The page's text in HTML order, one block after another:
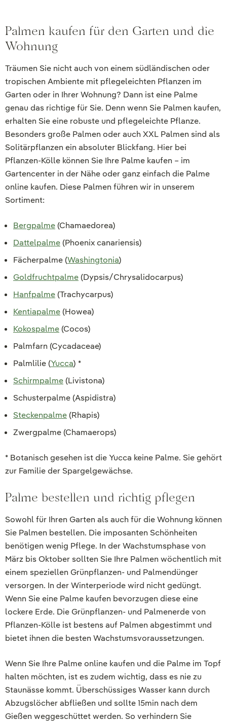
Palmen kaufen für den Garten und die
Wohnung
Träumen Sie nicht auch von einem südländischen oder
tropischen Ambiente mit pflegeleichten Pflanzen im
Garten oder in Ihrer Wohnung? Dann ist eine Palme
genau das richtige für Sie. Denn wenn Sie Palmen kaufen,
erhalten Sie eine robuste und pflegeleichte Pflanze.
Besonders große Palmen oder auch XXL Palmen sind als
Solitärpflanzen ein absoluter Blickfang. Hier bei
Pflanzen-Kölle können Sie Ihre Palme kaufen – im
Gartencenter in der Nähe oder ganz einfach die Palme
online kaufen. Diese Palmen führen wir in unserem
Sortiment:
Bergpalme(Chamaedorea)
Dattelpalme(Phoenix canariensis)
Fächerpalme (Washingtonia)
Goldfruchtpalme(Dypsis/Chrysalidocarpus)
Hanfpalme(Trachycarpus)
Kentiapalme(Howea)
Kokospalme(Cocos)
Palmfarn (Cycadaceae)
Palmlilie (Yucca) *
Schirmpalme(Livistona)
Schusterpalme (Aspidistra)
Steckenpalme(Rhapis)
Zwergpalme (Chamaerops)
* Botanisch gesehen ist die Yucca keine Palme. Sie gehört
zur Familie der Spargelgewächse.
Palme bestellen und richtig pflegen
Sowohl für Ihren Garten als auch für die Wohnung können
Sie Palmen bestellen. Die imposanten Schönheiten
benötigen wenig Pflege. In der Wachstumsphase von
März bis Oktober sollten Sie Ihre Palmen wöchentlich mit
einem speziellen Grünpflanzen- und Palmendünger
versorgen. In der Winterperiode wird nicht gedüngt.
Wenn Sie eine Palme kaufen bevorzugen diese eine
lockere Erde. Die Grünpflanzen- und Palmenerde von
Pflanzen-Kölle ist bestens auf Palmen abgestimmt und
bietet ihnen die besten Wachstumsvoraussetzungen.
Wenn Sie Ihre Palme online kaufen und die Palme im Topf
halten möchten, ist es zudem wichtig, dass es nie zu
Staunässe kommt. Überschüssiges Wasser kann durch
Abzugslöcher abfließen und sollte 15min nach dem
Gießen weggeschüttet werden. So verhindern Sie